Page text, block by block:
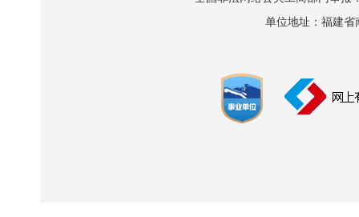
单位地址：福建省